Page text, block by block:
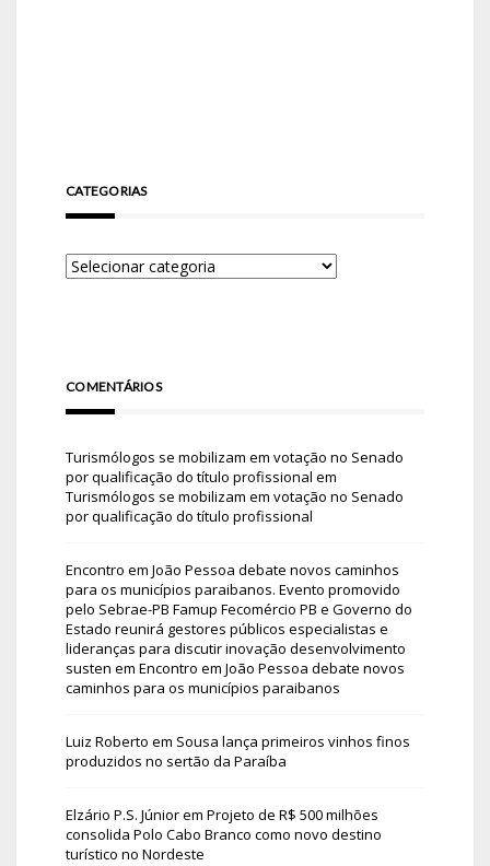
CATEGORIAS
COMENTÁRIOS
Turismólogos se mobilizam em votação no Senado
por qualificação do título profissional em
Turismólogos se mobilizam em votação no Senado
por qualificação do título profissional
Encontro em João Pessoa debate novos caminhos
para os municípios paraibanos. Evento promovido
pelo Sebrae-PB Famup Fecomércio PB e Governo do
Estado reunirá gestores públicos especialistas e
lideranças para discutir inovação desenvolvimento
susten em Encontro em João Pessoa debate novos
caminhos para os municípios paraibanos
Luiz Roberto em Sousa lança primeiros vinhos finos
produzidos no sertão da Paraíba
Elzário P.S. Júniorem Projeto de R$ 500 milhões
consolida Polo Cabo Branco como novo destino
turístico no Nordeste